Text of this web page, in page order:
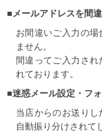
■メールアドレスを間違
お間違いご入力の
ません。
間違ってご入力され
れております。
■迷惑メール設定・フォ
当店からのお送り
自動振り分けされて